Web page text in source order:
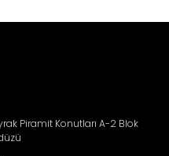
Piramit Konutları A-2 Blok